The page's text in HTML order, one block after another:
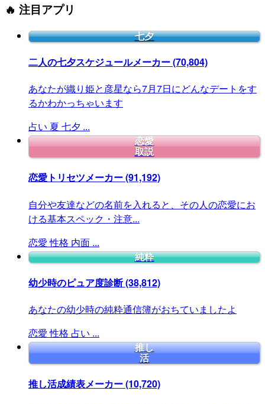
🔥 注目アプリ
七夕
二人の七夕スケジュールメーカー(70,804)
あなたが織り姫と彦星なら7月7日にどんなデートをす
るかわかっちゃいます
占い 夏 七夕 ...
恋愛
取説
恋愛トリセツメーカー(91,192)
自分や友達などの名前を入れると、その人の恋愛にお
ける基本スペック・注意...
恋愛 性格 内面 ...
純粋
幼少時のピュア度診断(38,812)
あなたの幼少時の純粋通信簿がおちていましたよ
恋愛 性格 占い ...
推し
活
推し活成績表メーカー(10,720)